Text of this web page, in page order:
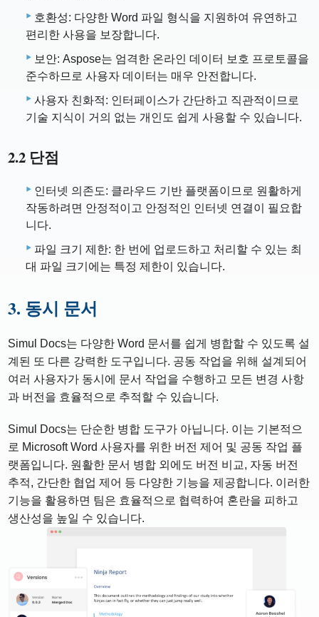
호환성: 다양한 Word 파일 형식을 지원하여 유연하고
편리한 사용을 보장합니다.
보안: Aspose는 엄격한 온라인 데이터 보호 프로토콜을
준수하므로 사용자 데이터는 매우 안전합니다.
사용자 친화적: 인터페이스가 간단하고 직관적이므로
기술 지식이 거의 없는 개인도 쉽게 사용할 수 있습니다.
2.2 단점
인터넷 의존도: 클라우드 기반 플랫폼이므로 원활하게
작동하려면 안정적이고 안정적인 인터넷 연결이 필요합
니다.
파일 크기 제한: 한 번에 업로드하고 처리할 수 있는 최
대 파일 크기에는 특정 제한이 있습니다.
3. 동시 문서
Simul Docs는 다양한 Word 문서를 쉽게 병합할 수 있도록 설
계된 또 다른 강력한 도구입니다. 공동 작업을 위해 설계되어
여러 사용자가 동시에 문서 작업을 수행하고 모든 변경 사항
과 버전을 효율적으로 추적할 수 있습니다.
Simul Docs는 단순한 병합 도구가 아닙니다. 이는 기본적으
로 Microsoft Word 사용자를 위한 버전 제어 및 공동 작업 플
랫폼입니다. 원활한 문서 병합 외에도 버전 비교, 자동 버전
추적, 간단한 협업 제어 등 다양한 기능을 제공합니다. 이러한
기능을 활용하면 팀은 효율적으로 협력하여 혼란을 피하고
생산성을 높일 수 있습니다.